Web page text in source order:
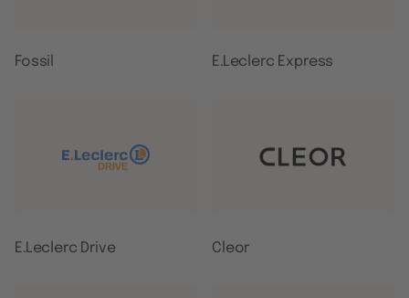
Fossil E.Leclerc Express
E.Leclerc Drive Cleor